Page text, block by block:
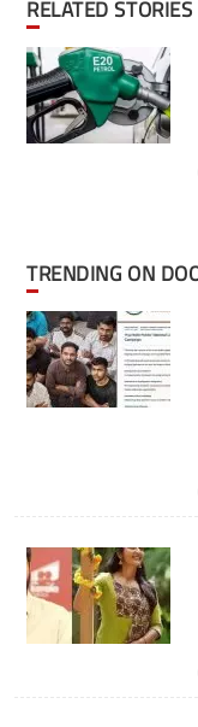
RELATED STORIES
TRENDING ON